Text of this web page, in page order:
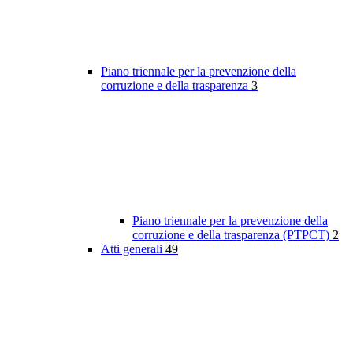
Piano triennale per la prevenzione della
corruzione e della trasparenza 3
Piano triennale per la prevenzione della
corruzione e della trasparenza (PTPCT) 2
Atti generali 49